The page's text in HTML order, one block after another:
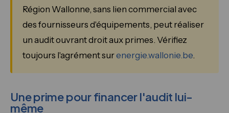
Région Wallonne, sans lien commercial avec
des fournisseurs d'équipements, peut réaliser
un audit ouvrant droit aux primes. Vérifiez
toujours l'agrément surenergie.wallonie.be.
Une prime pour financer l'audit lui-
même